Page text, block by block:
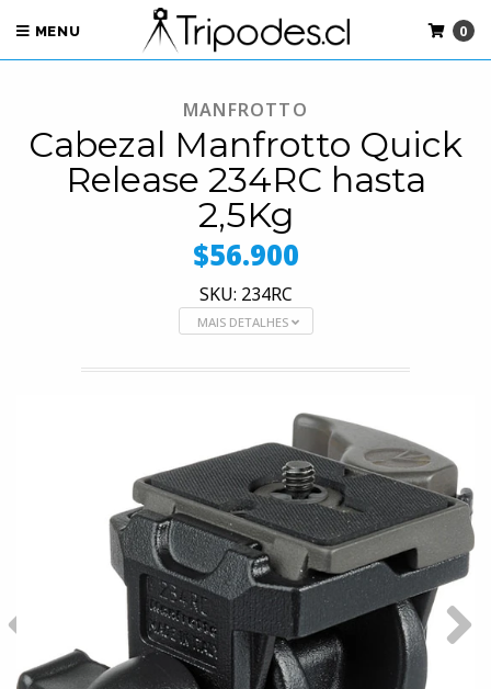
MENU 0
MANFROTTO
Cabezal Manfrotto Quick
Release 234RC hasta
2,5Kg
$56.900
SKU: 234RC
MAIS DETALHES